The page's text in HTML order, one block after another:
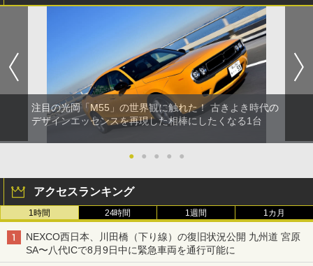
注目の光岡「M55」の世界観に触れた！ 古きよき時代の
デザインエッセンスを再現した相棒にしたくなる1台
● ● ● ● ●
アクセスランキング
1時間 24時間 1週間 1カ月
NEXCO西日本、川田橋（下り線）の復旧状況公開 九州道 宮原
SA〜八代ICで8月9日中に緊急車両を通行可能に